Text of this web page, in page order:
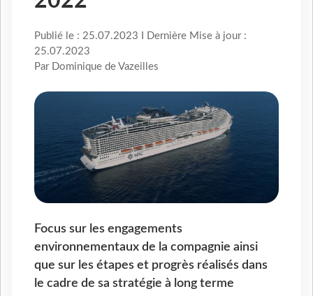
Publié le : 25.07.2023 I Dernière Mise à jour :
25.07.2023
Par Dominique de Vazeilles
Focus sur les engagements
environnementaux de la compagnie ainsi
que sur les étapes et progrès réalisés dans
le cadre de sa stratégie à long terme